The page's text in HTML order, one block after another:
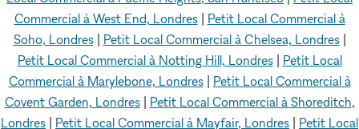
Commercial à West End, Londres| Petit Local Commercial à
Soho, Londres| Petit Local Commercial à Chelsea, Londres|
Petit Local Commercial à Notting Hill, Londres| Petit Local
Commercial à Marylebone, Londres| Petit Local Commercial à
Covent Garden, Londres| Petit Local Commercial à Shoreditch,
Londres
Petit Local Commercial à Mayfair, Londres
Petit Local